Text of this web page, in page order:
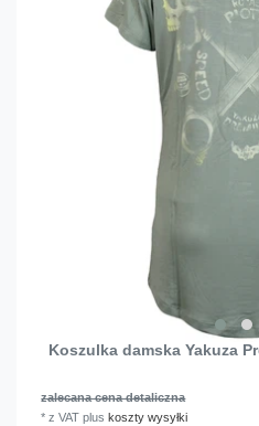
Koszulka damska Yakuza
zalecana cena detaliczna
*z VAT pluskoszty wysyłki